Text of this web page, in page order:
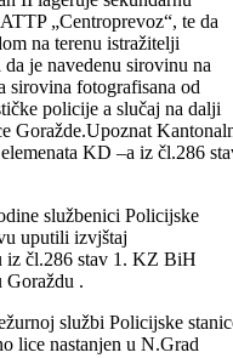
Goražde obratila se
u ul.1.Maj u
II lageruje sekundarnu
„Centroprevoz“, te da
na terenu istražitelji
je navedenu sirovinu na
sirovina fotografisana od
policije a slučaj na dalji
KD –a iz čl.286
službenici Policijske
iz čl.286 stav 1. KZ BiH
Goraždu .